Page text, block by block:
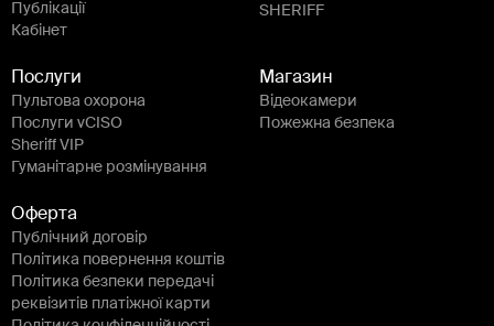
Публікації
Кабінет
SHERIFF
Послуги
Пультова охорона
Послуги vCISO
Sheriff VIP
Гуманітарне розмінування
Магазин
Відеокамери
Пожежна безпека
Оферта
Публічний договір
Політика повернення коштів
Політика безпеки передачі
реквізитів платіжної карти